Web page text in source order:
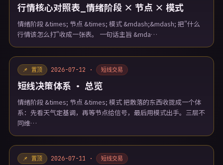
行情核心对照表_情绪阶段 × 节点 × 模式
情绪阶段 &times; 节点 &times; 模式 &mdash;&mdash; 把"什么
行情该怎么打"收成一张表。 一句话主旨 &mda…
📌 置顶 2026-07-12 · 短线交易
短线决策体系 · 总览
情绪阶段 &times; 节点 &times; 模式 把散落的东西收拢成一个体
系：先看天气定基调，再等节点给信号，最后用模式出手。三层不
同维…
📌 置顶 2026-07-11 · 短线交易